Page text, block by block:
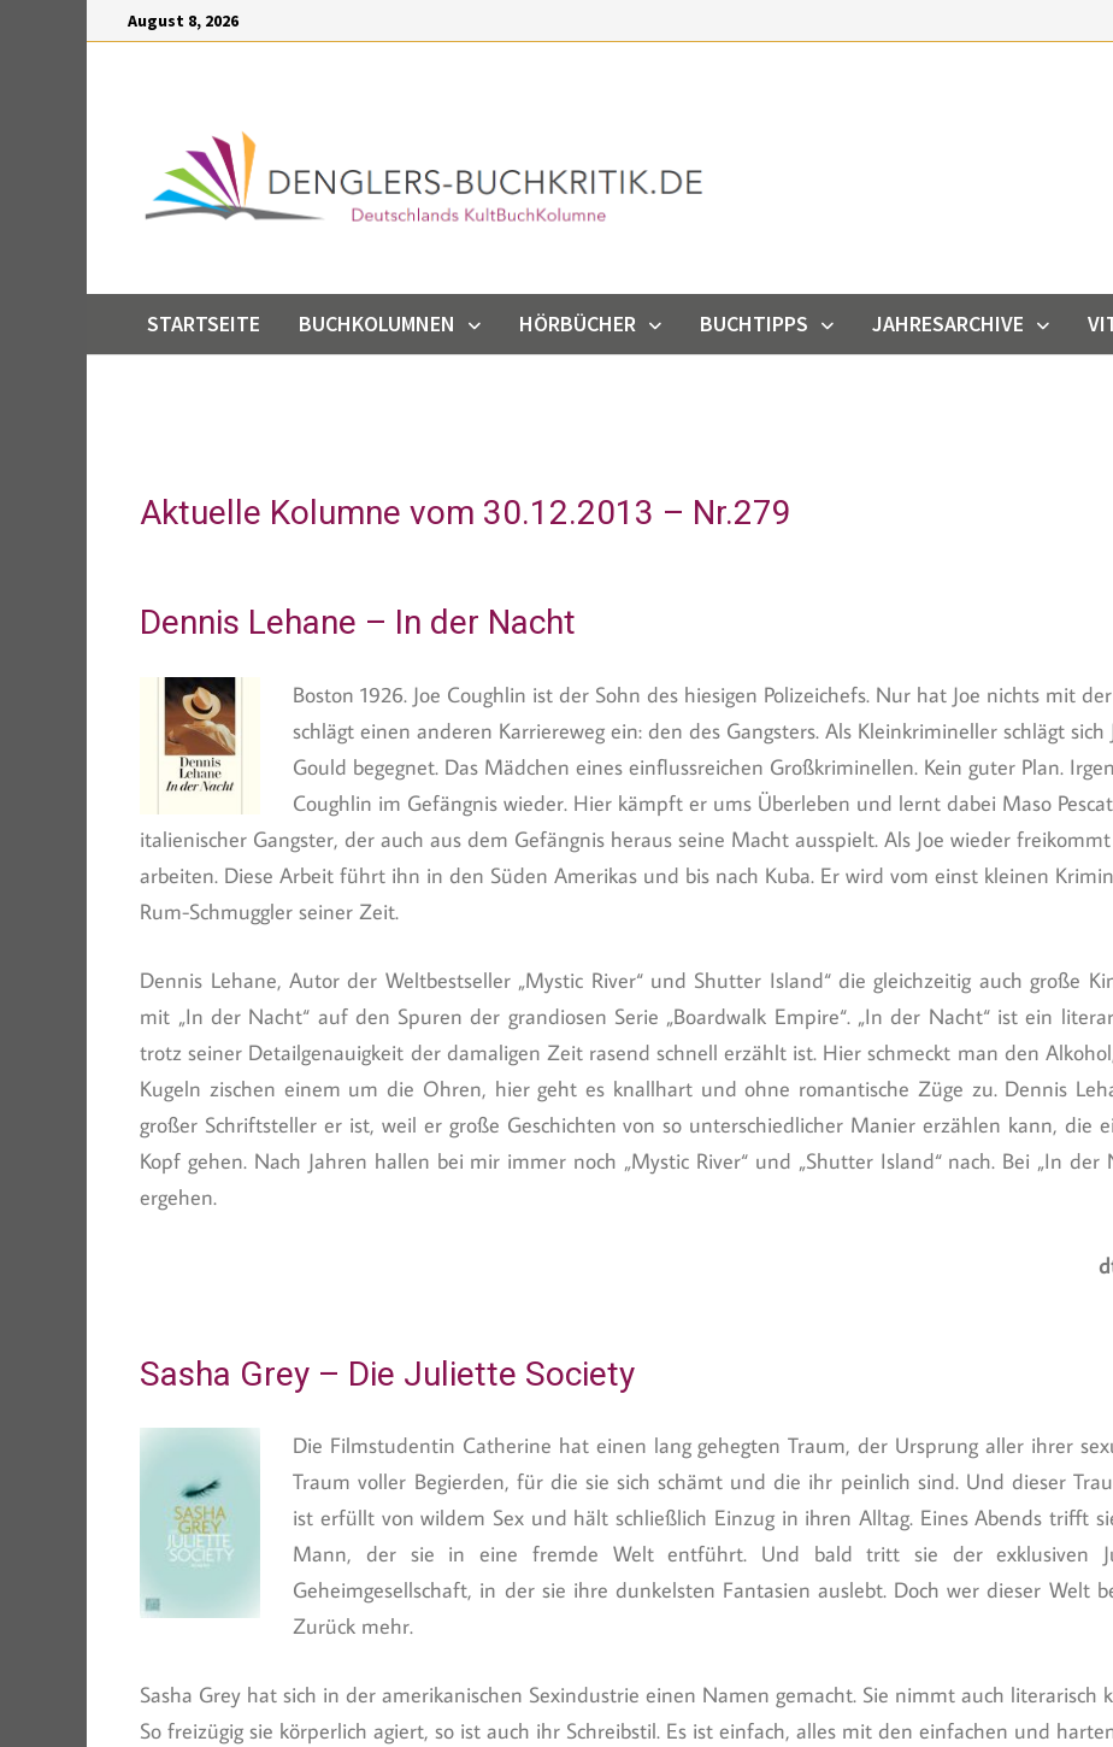
August 8, 2026
STARTSEITE BUCHKOLUMNEN HÖRBÜCHER BUCHTIPPS JAHRESARCHIVE
Aktuelle Kolumne vom 30.12.2013 – Nr.279
Dennis Lehane – In der Nacht
Boston 1926. Joe Coughlin ist der Sohn des hiesigen Polizeichefs. Nur hat Joe nichts mit
schlägt einen anderen Karriereweg ein: den des Gangsters. Als Kleinkrimineller schlägt sich
Gould begegnet. Das Mädchen eines einflussreichen Großkriminellen. Kein guter Plan.
Coughlin im Gefängnis wieder. Hier kämpft er ums Überleben und lernt dabei Maso
italienischer Gangster, der auch aus dem Gefängnis heraus seine Macht ausspielt. Als Joe wieder
arbeiten. Diese Arbeit führt ihn in den Süden Amerikas und bis nach Kuba. Er wird vom einst kleinen
Rum-Schmuggler seiner Zeit.
Dennis Lehane, Autor der Weltbestseller „Mystic River“ und Shutter Island“ die gleichzeitig auch große
mit „In der Nacht“ auf den Spuren der grandiosen Serie „Boardwalk Empire“. „In der Nacht“ ist ein
trotz seiner Detailgenauigkeit der damaligen Zeit rasend schnell erzählt ist. Hier schmeckt man den
Kugeln zischen einem um die Ohren, hier geht es knallhart und ohne romantische Züge zu. Dennis
großer Schriftsteller er ist, weil er große Geschichten von so unterschiedlicher Manier erzählen kann, die
Kopf gehen. Nach Jahren hallen bei mir immer noch „Mystic River“ und „Shutter Island“ nach. Bei „In
ergehen.
Sasha Grey – Die Juliette Society
Die Filmstudentin Catherine hat einen lang gehegten Traum, der Ursprung aller ihrer
Traum voller Begierden, für die sie sich schämt und die ihr peinlich sind. Und dieser
ist erfüllt von wildem Sex und hält schließlich Einzug in ihren Alltag. Eines Abends trifft
Mann, der sie in eine fremde Welt entführt. Und bald tritt sie der exklusiven
Geheimgesellschaft, in der sie ihre dunkelsten Fantasien auslebt. Doch wer dieser Welt
Zurück mehr.
Sasha Grey hat sich in der amerikanischen Sexindustrie einen Namen gemacht. Sie nimmt auch
So freizügig sie körperlich agiert, so ist auch ihr Schreibstil. Es ist einfach, alles mit den einfachen und